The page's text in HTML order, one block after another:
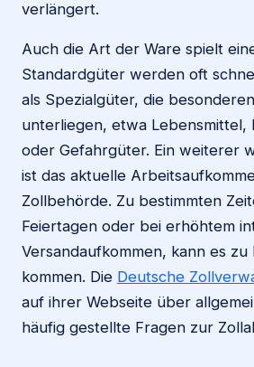
verlängert.
Auch die Art der Ware spielt
Standardgüter werden oft
als Spezialgüter, die
unterliegen, etwa Lebensmittel,
oder Gefahrgüter. Ein weiterer
ist das aktuelle
Zollbehörde. Zu bestimmten
Feiertagen oder bei erhöhtem
Versandaufkommen, kann es zu
kommen. Die Deutsche
auf ihrer Webseite über
häufig gestellte Fragen zur